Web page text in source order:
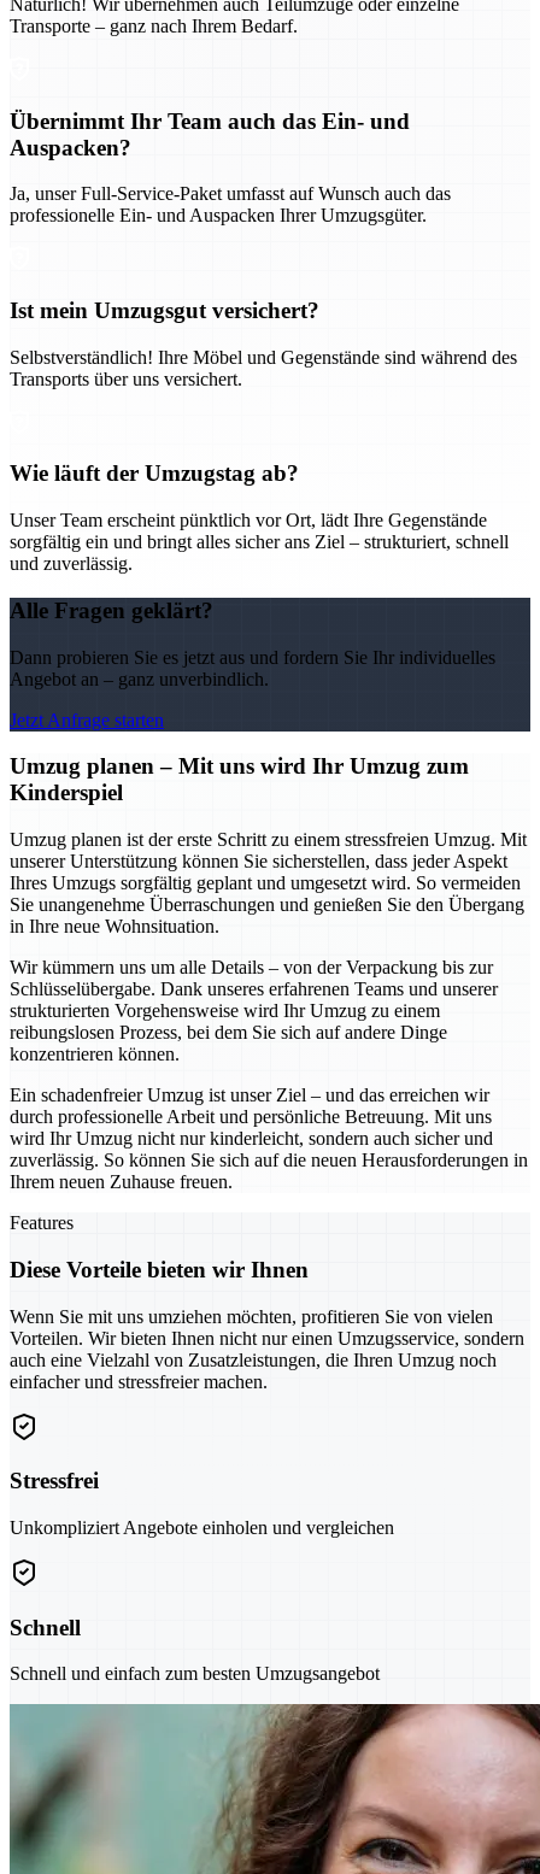
Transporte – ganz nach Ihrem Bedarf.
Übernimmt Ihr Team auch das Ein- und
Auspacken?
Ja, unser Full-Service-Paket umfasst auf Wunsch auch das
professionelle Ein- und Auspacken Ihrer Umzugsgüter.
Ist mein Umzugsgut versichert?
Selbstverständlich! Ihre Möbel und Gegenstände sind während des
Transports über uns versichert.
Wie läuft der Umzugstag ab?
Unser Team erscheint pünktlich vor Ort, lädt Ihre Gegenstände
sorgfältig ein und bringt alles sicher ans Ziel – strukturiert, schnell
und zuverlässig.
Alle Fragen geklärt?
Dann probieren Sie es jetzt aus und fordern Sie Ihr individuelles
Angebot an – ganz unverbindlich.
Jetzt Anfrage starten
Umzug planen – Mit uns wird Ihr Umzug zum
Kinderspiel
Umzug planen ist der erste Schritt zu einem stressfreien Umzug. Mit
unserer Unterstützung können Sie sicherstellen, dass jeder Aspekt
Ihres Umzugs sorgfältig geplant und umgesetzt wird. So vermeiden
Sie unangenehme Überraschungen und genießen Sie den Übergang
in Ihre neue Wohnsituation.
Wir kümmern uns um alle Details – von der Verpackung bis zur
Schlüsselübergabe. Dank unseres erfahrenen Teams und unserer
strukturierten Vorgehensweise wird Ihr Umzug zu einem
reibungslosen Prozess, bei dem Sie sich auf andere Dinge
konzentrieren können.
Ein schadenfreier Umzug ist unser Ziel – und das erreichen wir
durch professionelle Arbeit und persönliche Betreuung. Mit uns
wird Ihr Umzug nicht nur kinderleicht, sondern auch sicher und
zuverlässig. So können Sie sich auf die neuen Herausforderungen in
Ihrem neuen Zuhause freuen.
Features
Diese Vorteile bieten wir Ihnen
Wenn Sie mit uns umziehen möchten, profitieren Sie von vielen
Vorteilen. Wir bieten Ihnen nicht nur einen Umzugsservice, sondern
auch eine Vielzahl von Zusatzleistungen, die Ihren Umzug noch
einfacher und stressfreier machen.
Stressfrei
Unkompliziert Angebote einholen und vergleichen
Schnell
Schnell und einfach zum besten Umzugsangebot